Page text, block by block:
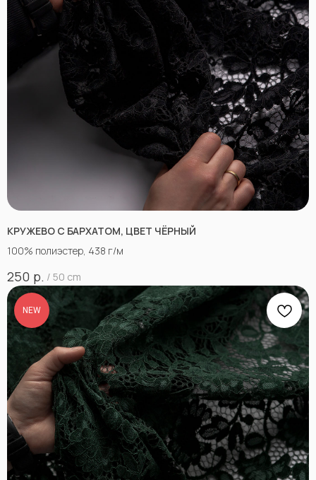
КРУЖЕВО С БАРХАТОМ, ЦВЕТ ЧЁРНЫЙ
100% полиэстер, 438 г/м
250 р. / 50 cm
NEW